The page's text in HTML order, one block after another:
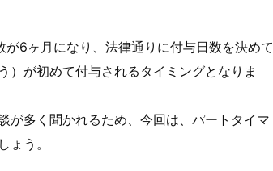
6ヶ月になり、法律通りに付与日数を決めて
）が初めて付与されるタイミングとなりま
多く聞かれるため、今回は、パートタイマ
ょう。